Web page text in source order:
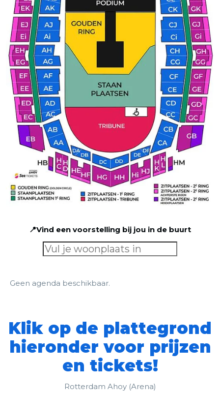
📍Vind een voorstelling bij jou in de buurt
Geen agenda beschikbaar.
Klik op de plattegrond
hieronder voor prijzen
en tickets!
Rotterdam Ahoy (Arena)